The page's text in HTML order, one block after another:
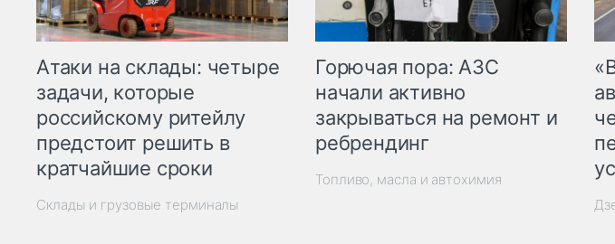
Атаки на склады: четыре
задачи, которые
российскому ритейлу
предстоит решить в
кратчайшие сроки
Склады и грузовые терминалы
Горючая пора: АЗС
начали активно
закрываться на ремонт и
ребрендинг
Топливо, масла и автохимия